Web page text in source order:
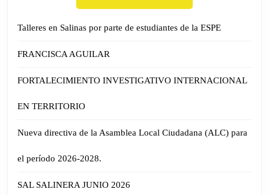
Talleres en Salinas por parte de estudiantes de la ESPE
FRANCISCA AGUILAR
FORTALECIMIENTO INVESTIGATIVO INTERNACIONAL
EN TERRITORIO
Nueva directiva de la Asamblea Local Ciudadana (ALC) para
el período 2026-2028.
SAL SALINERA JUNIO 2026